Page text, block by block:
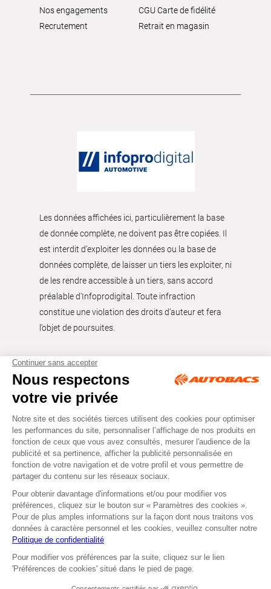
Nos engagements
Recrutement
CGU Carte de fidélité
Retrait en magasin
Les données affichées ici, particulièrement la base
de donnée complète, ne doivent pas être copiées. Il
est interdit d’exploiter les données ou la base de
données complète, de laisser un tiers les exploiter, ni
de les rendre accessible à un tiers, sans accord
préalable d'Infoprodigital. Toute infraction
constitue une violation des droits d’auteur et fera
l’objet de poursuites.
Tous droits réservés © Autobacs
Mentions légales RGPD
Cookies CGV
Facebook Instagram